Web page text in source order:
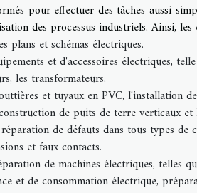
pour effectuer des tâches aussi
des processus industriels. Ainsi, les
plans et schémas électriques.
et d'accessoires électriques,
les transformateurs.
et tuyaux en PVC, l'installation
de puits de terre verticaux et
de défauts dans tous types
et faux contacts.
de machines électriques, telles
et de consommation électrique,